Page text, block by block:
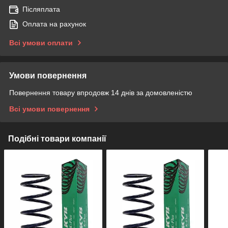
Післяплата
Оплата на рахунок
Всі умови оплати
Умови повернення
Повернення товару впродовж 14 днів за домовленістю
Всі умови повернення
Подібні товари компанії